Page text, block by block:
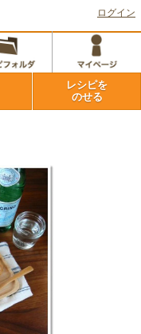
ログイン
レシピを
のせる